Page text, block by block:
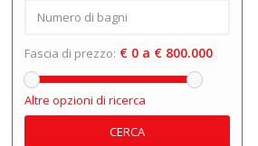
Fascia di prezzo: € 0 a € 800.000
Altre opzioni di ricerca
CERCA